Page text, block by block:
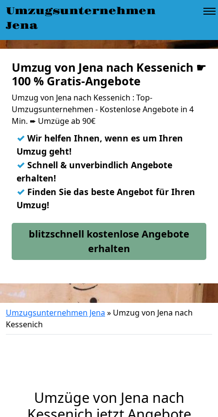
Umzugsunternehmen
Jena
Umzug von Jena nach Kessenich ☛
100 % Gratis-Angebote
Umzug von Jena nach Kessenich : Top-
Umzugsunternehmen - Kostenlose Angebote in 4
Min. ➨ Umzüge ab 90€
✓ Wir helfen Ihnen, wenn es um Ihren
Umzug geht!
✓ Schnell & unverbindlich Angebote
erhalten!
✓ Finden Sie das beste Angebot für Ihren
Umzug!
blitzschnell kostenlose Angebote
erhalten
Umzugsunternehmen Jena » Umzug von Jena nach
Kessenich
Umzüge von Jena nach